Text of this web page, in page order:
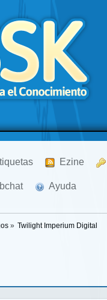
Ezine
Ayuda
» Twilight Imperium Digital